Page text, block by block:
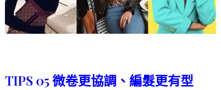
TIPS 05 微卷更協調、編髮更有型